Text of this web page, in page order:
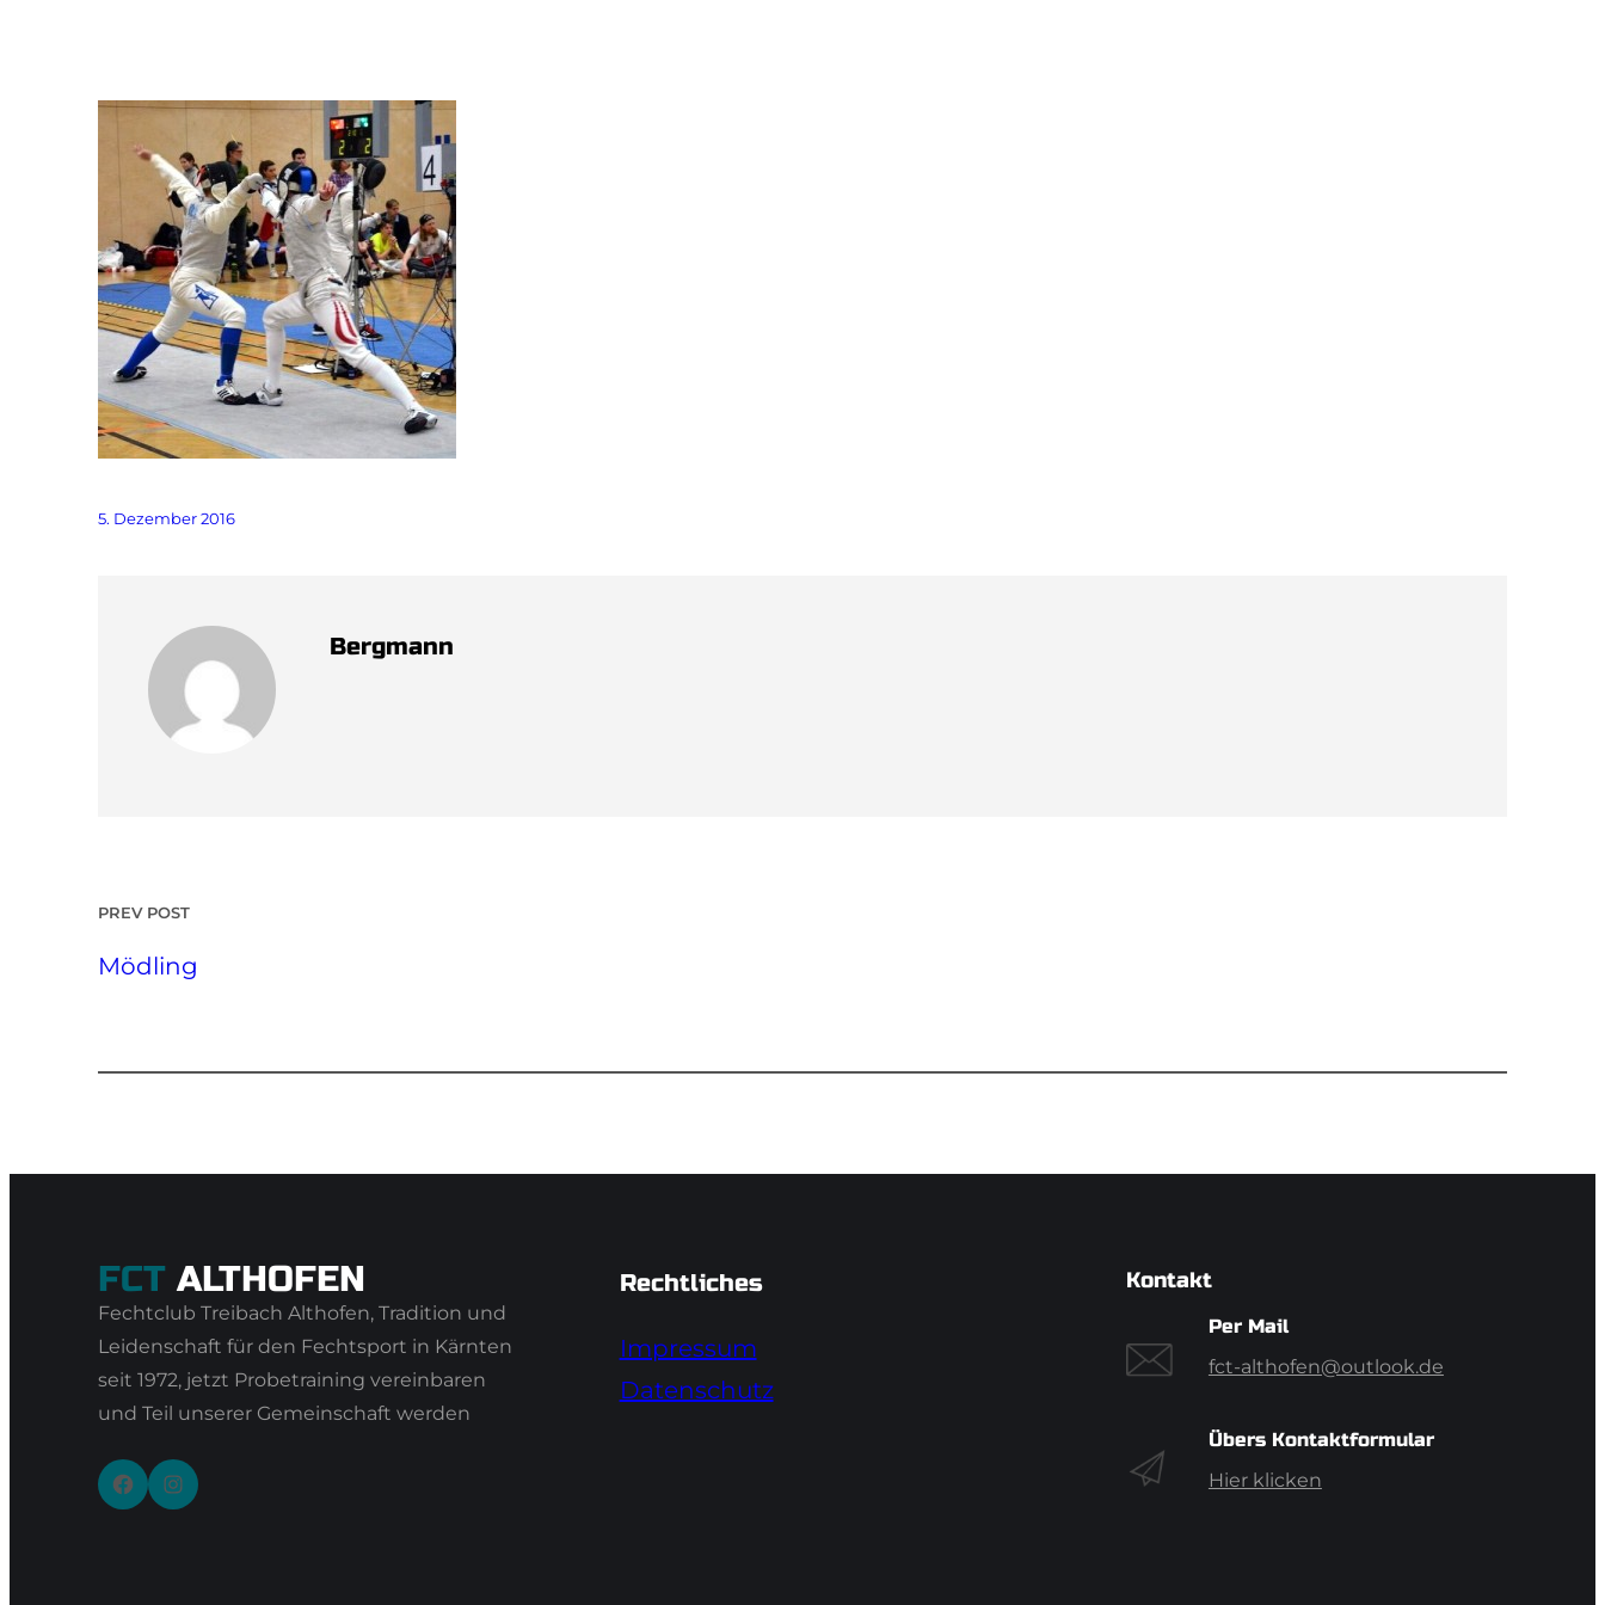
5. Dezember 2016
Bergmann
PREV POST
Mödling
FCT ALTHOFEN
Fechtclub Treibach Althofen, Tradition und
Leidenschaft für den Fechtsport in Kärnten
seit 1972, jetzt Probetraining vereinbaren
und Teil unserer Gemeinschaft werden
Facebook Instagram
Rechtliches
Impressum
Datenschutz
Kontakt
Per Mail
fct-althofen@outlook.de
Übers Kontaktformular
Hier klicken